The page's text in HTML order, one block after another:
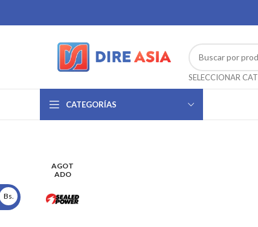
CATEGORÍAS
AGOT
ADO
Bs.